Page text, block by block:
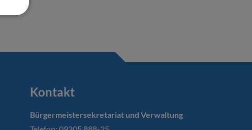
Kontakt
Bürgermeistersekretariat und Verwaltung